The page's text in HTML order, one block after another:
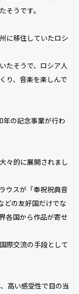
そうです。
に移住していたロシ
たそうで、ロシア人
り、音楽を楽しんで
の記念事業が行わ
々的に展開されまし
ウスが「奉祝祝典音
どの友好国だけでな
各国から作品が寄せ
際交流の手段として
高い感受性で目の当